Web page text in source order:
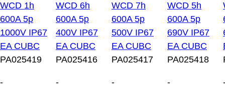
WCD 1h
600A 5p
1000V IP67
EA CUBC
PA025419
-
WCD 6h
600A 5p
400V IP67
EA CUBC
PA025416
-
WCD 7h
600A 5p
500V IP67
EA CUBC
PA025417
-
WCD 5h
600A 5p
690V IP67
EA CUBC
PA025418
-